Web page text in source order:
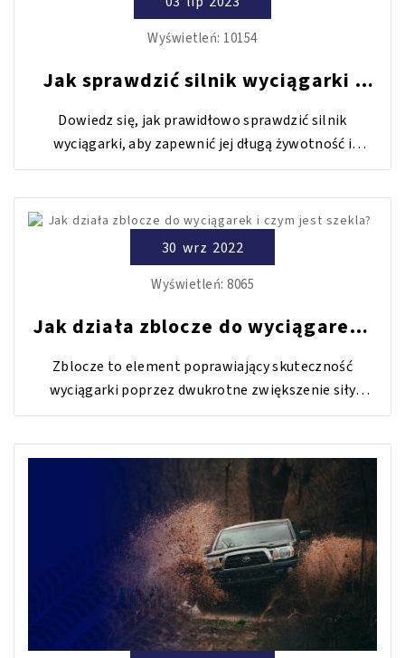
Wyświetleń: 10154
Jak sprawdzić silnik wyciągarki -
wszystko na temat
Dowiedz się, jak prawidłowo sprawdzić silnik
wyciągarki, aby zapewnić jej długą żywotność i
bezpieczne użytkowanie. Nasz przewodnik obejmuje
działania i wiele więcej.
30 wrz 2022
Wyświetleń: 8065
Jak działa zblocze do wyciągarek i
czym jest szekla?
Zblocze to element poprawiający skuteczność
wyciągarki poprzez dwukrotne zwiększenie siły
uciągu. Pomaga również zmienić kierunek wyciągania
ustawiony i występuje problem z wyciągnięciem.
Szekla to metalowa klamra, która tworzy zamknięty
obwód. Zazwyczaj występuje w formie ocynkowanej i
posiada powłokę galwaniczną.